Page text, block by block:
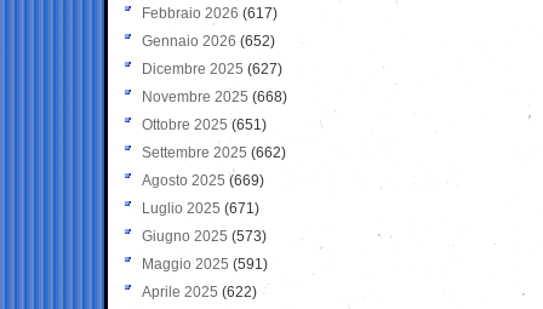
Febbraio 2026 (617)
Gennaio 2026 (652)
Dicembre 2025 (627)
Novembre 2025 (668)
Ottobre 2025 (651)
Settembre 2025 (662)
Agosto 2025 (669)
Luglio 2025 (671)
Giugno 2025 (573)
Maggio 2025 (591)
Aprile 2025 (622)